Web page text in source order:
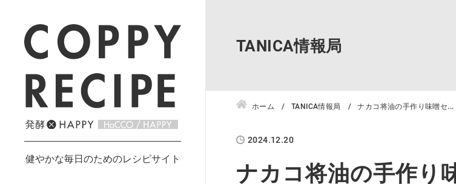
TANICA情報局
ホーム TANICA情報局 ナカコ将油の手作り味噌セ...
2024.12.20
ナカコ将油の手作り